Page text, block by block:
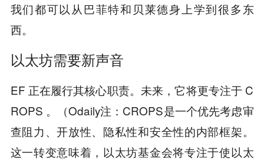
我们都可以从巴菲特和贝莱德身上学到很多东
西。
以太坊需要新声音
EF 正在履行其核心职责。未来，它将更专注于 C
ROPS 。
（Odaily注：CROPS是一个优先考虑审
查阻力、开放性、隐私性和安全性的内部框架。
这一转变意味着，以太坊基金会将专注于使以太